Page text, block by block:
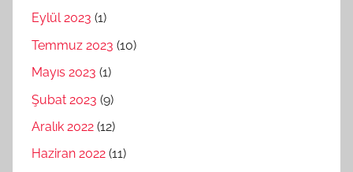
Eylül 2023 (1)
Temmuz 2023 (10)
Mayıs 2023 (1)
Şubat 2023 (9)
Aralık 2022 (12)
Haziran 2022 (11)